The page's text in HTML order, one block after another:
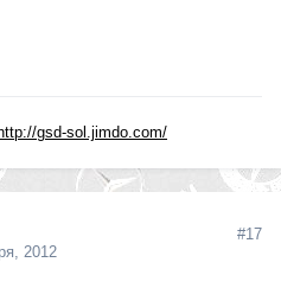
http://gsd-sol.jimdo.com/
2012
#17